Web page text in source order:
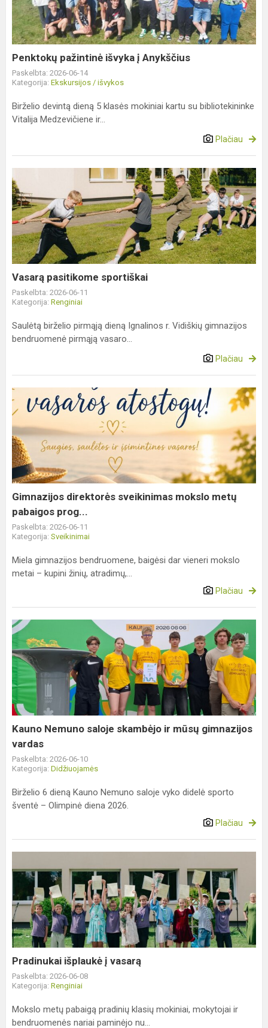
Anykščius
Penktokų pažintinė išvyka į Anykščius
Paskelbta: 2026-06-14
Kategorija: Ekskursijos / išvykos
Birželio devintą dieną 5 klasės mokiniai kartu su bibliotekininke
Vitalija Medzevičiene ir...
Plačiau
Vasarą
pasitikome
sportiškai
Vasarą pasitikome sportiškai
Paskelbta: 2026-06-11
Kategorija: Renginiai
Saulėtą birželio pirmąją dieną Ignalinos r. Vidiškių gimnazijos
bendruomenė pirmąją vasaro...
Plačiau
Gimnazijos
direktorės
sveikinimas
mokslo
metų
pabaigos
prog...
Gimnazijos direktorės sveikinimas mokslo metų
pabaigos prog...
Paskelbta: 2026-06-11
Kategorija: Sveikinimai
Miela gimnazijos bendruomene, baigėsi dar vieneri mokslo
metai – kupini žinių, atradimų,...
Plačiau
Kauno
Nemuno
saloje
skambėjo
ir
mūsų
gimnazijos
vardas
Kauno Nemuno saloje skambėjo ir mūsų gimnazijos
vardas
Paskelbta: 2026-06-10
Kategorija: Didžiuojamės
Birželio 6 dieną Kauno Nemuno saloje vyko didelė sporto
šventė – Olimpinė diena 2026.
Plačiau
išplaukė
vasarą
Pradinukai išplaukė į vasarą
Paskelbta: 2026-06-08
Kategorija: Renginiai
Mokslo metų pabaigą pradinių klasių mokiniai, mokytojai ir
bendruomenės nariai paminėjo nu...